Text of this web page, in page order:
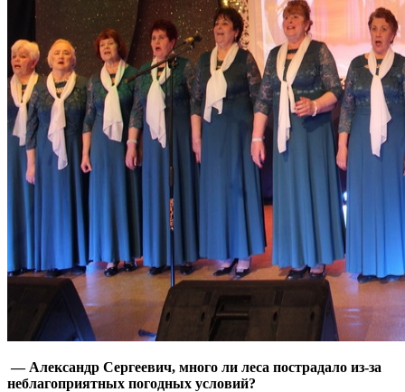
— Александр Сергеевич, много ли леса пострадало из-за
неблагоприятных погодных условий?